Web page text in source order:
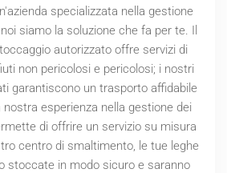
specializzata nella gestione
siamo la soluzione che fa per te. Il
autorizzato offre servizi di
non pericolosi e pericolosi; i nostri
garantiscono un trasporto affidabile
esperienza nella gestione dei
di offrire un servizio su misura
centro di smaltimento, le tue leghe
stoccate in modo sicuro e saranno